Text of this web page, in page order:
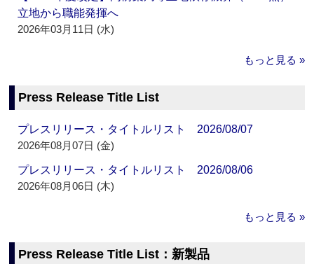
立地から職能発揮へ
2026年03月11日 (水)
もっと見る »
Press Release Title List
プレスリリース・タイトルリスト 2026/08/07
2026年08月07日 (金)
プレスリリース・タイトルリスト 2026/08/06
2026年08月06日 (木)
もっと見る »
Press Release Title List：新製品